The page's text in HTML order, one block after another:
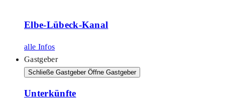
Elbe-Lübeck-Kanal
alle Infos
Gastgeber
Schließe Gastgeber Öffne Gastgeber
Unterkünfte